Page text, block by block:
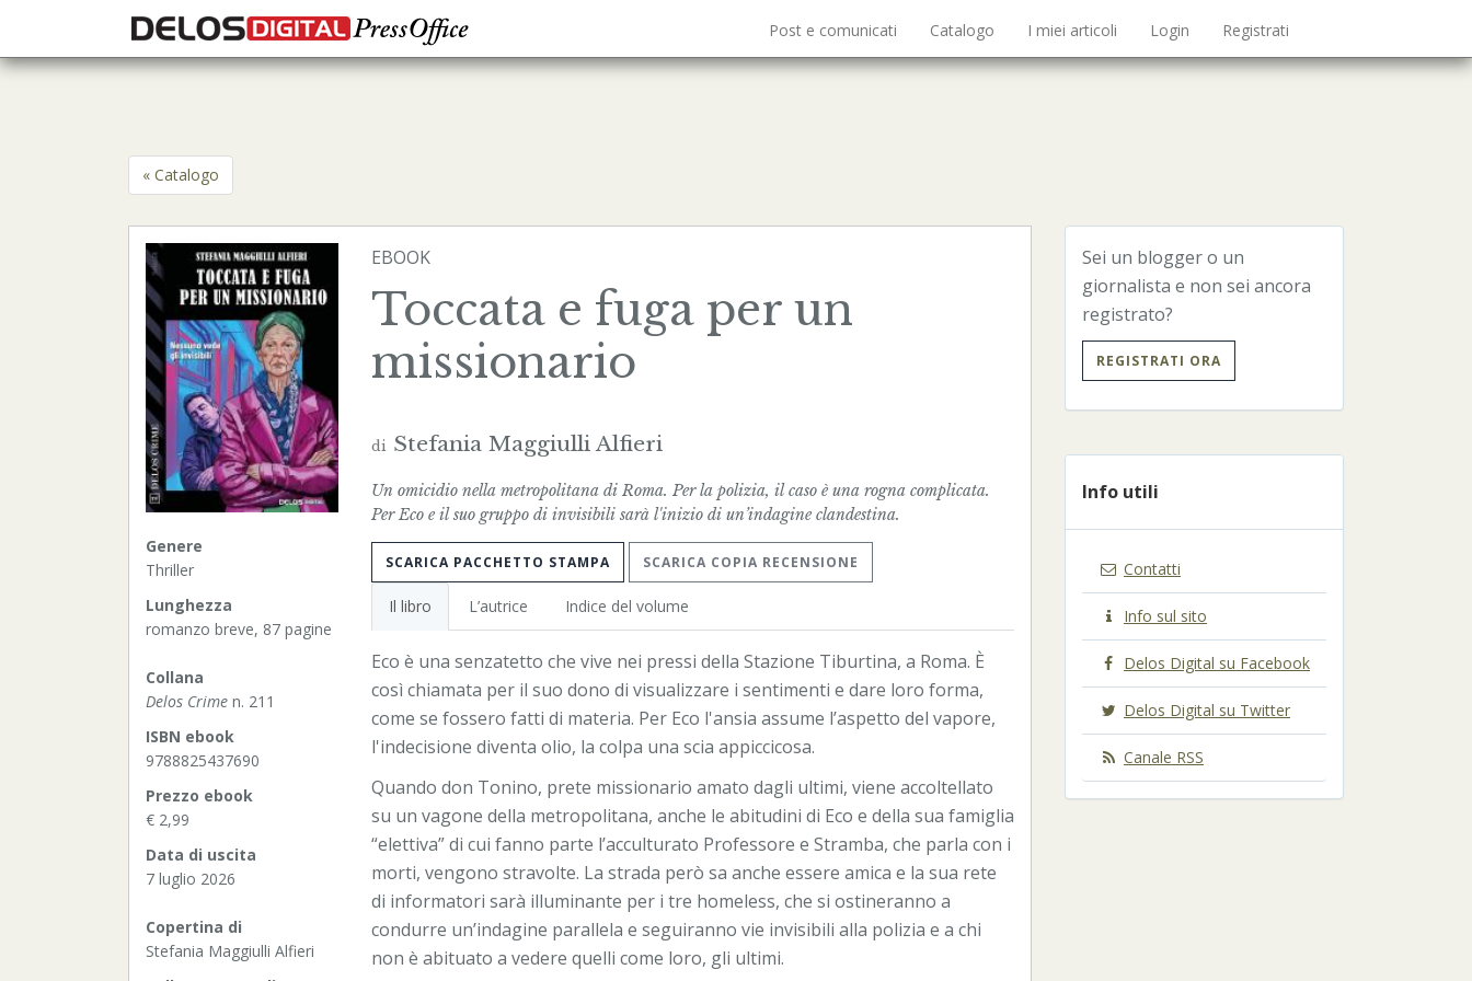
Post e comunicati Catalogo I miei articoli Login Registrati
« Catalogo
Genere
Thriller
Lunghezza
romanzo breve, 87 pagine
Collana
Delos Crime n. 211
ISBN ebook
9788825437690
Prezzo ebook
€ 2,99
Data di uscita
7 luglio 2026
Copertina di
Stefania Maggiulli Alfieri
EBOOK
Toccata e fuga per un
missionario
di Stefania Maggiulli Alfieri
Un omicidio nella metropolitana di Roma. Per la polizia, il caso è una rogna complicata.
Per Eco e il suo gruppo di invisibili sarà l'inizio di un’indagine clandestina.
SCARICA PACCHETTO STAMPA SCARICA COPIA RECENSIONE
Il libro L’autrice Indice del volume
Eco è una senzatetto che vive nei pressi della Stazione Tiburtina, a Roma. È
così chiamata per il suo dono di visualizzare i sentimenti e dare loro forma,
come se fossero fatti di materia. Per Eco l'ansia assume l’aspetto del vapore,
l'indecisione diventa olio, la colpa una scia appiccicosa.
Quando don Tonino, prete missionario amato dagli ultimi, viene accoltellato
su un vagone della metropolitana, anche le abitudini di Eco e della sua famiglia
“elettiva” di cui fanno parte l’acculturato Professore e Stramba, che parla con i
morti, vengono stravolte. La strada però sa anche essere amica e la sua rete
di informatori sarà illuminante per i tre homeless, che si ostineranno a
condurre un’indagine parallela e seguiranno vie invisibili alla polizia e a chi
non è abituato a vedere quelli come loro, gli ultimi.
Sei un blogger o un
giornalista e non sei ancora
registrato?
REGISTRATI ORA
Info utili
Contatti
Info sul sito
Delos Digital su Facebook
Delos Digital su Twitter
Canale RSS